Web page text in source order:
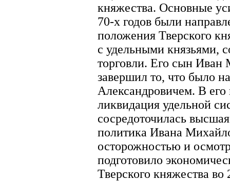
княжества. Основные
70-х годов были
положения Тверского
с удельными князьями,
торговли. Его сын Иван
завершил то, что было
Александровичем. В
ликвидация удельной
сосредоточилась
политика Ивана
осторожностью и
подготовило
Тверского княжества во